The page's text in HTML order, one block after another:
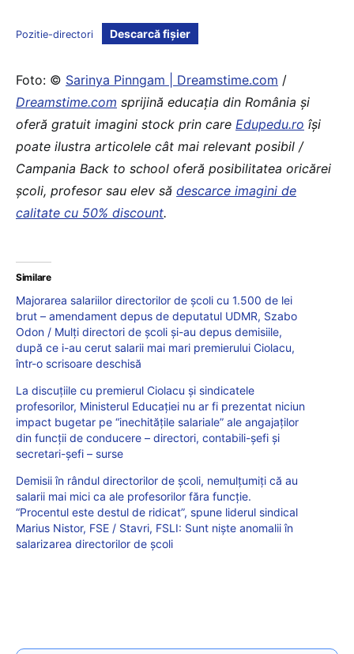
Pozitie-directori Descarcă fișier
Foto: © Sarinya Pinngam | Dreamstime.com /
Dreamstime.com sprijină educaţia din România şi
oferă gratuit imagini stock prin care Edupedu.ro îşi
poate ilustra articolele cât mai relevant posibil /
Campania Back to school oferă posibilitatea oricărei
școli, profesor sau elev să descarce imagini de
calitate cu 50% discount.
Similare
Majorarea salariilor directorilor de școli cu 1.500 de lei
brut – amendament depus de deputatul UDMR, Szabo
Odon / Mulți directori de școli și-au depus demisiile,
după ce i-au cerut salarii mai mari premierului Ciolacu,
într-o scrisoare deschisă
La discuțiile cu premierul Ciolacu și sindicatele
profesorilor, Ministerul Educației nu ar fi prezentat niciun
impact bugetar pe “inechitățile salariale” ale angajaților
din funcții de conducere – directori, contabili-șefi și
secretari-șefi – surse
Demisii în rândul directorilor de școli, nemulțumiți că au
salarii mai mici ca ale profesorilor făra funcție.
“Procentul este destul de ridicat”, spune liderul sindical
Marius Nistor, FSE / Stavri, FSLI: Sunt niște anomalii în
salarizarea directorilor de școli